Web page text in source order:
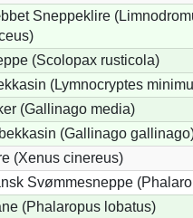
Sneppeklire
(Scolopax rusticola)
(Lymnocryptes
(Gallinago media)
(Gallinago
(Xenus cinereus)
Svømmesneppe
(Phalaropus lobatus)